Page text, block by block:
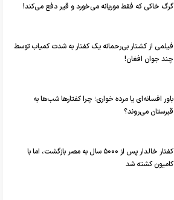
گرگ خاکی که فقط موریانه می‌خورد و قیر دفع می‌کند!
فیلمی از کشتار بی‌رحمانه یک کفتار به شدت کمیاب توسط
چند جوان افغان!
باور افسانه‌ای یا مرده خواری؛ چرا کفتار‌ها شب‌ها به
قبرستان می‌روند؟
کفتار خالدار پس از ۵۰۰۰ سال به مصر بازگشت، اما با
کامیون کشته شد